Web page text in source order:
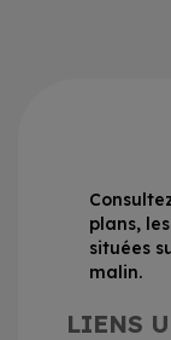
plans,
situées
malin.
LIENS